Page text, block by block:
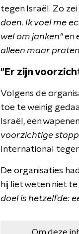
tegen Israël. Zo
doen. Ik voel me
wel om janken"en
alleen maar
"Er zijn
Volgens de
toe te weinig
Israël, een
voorzichtige
International
De organisaties
hij liet weten niet
doel is hetzelfde: